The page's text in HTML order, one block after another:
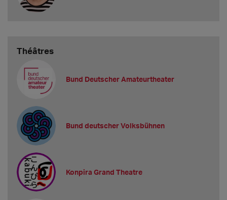
Théâtres
Bund Deutscher Amateurtheater
Bund deutscher Volksbühnen
Konpira Grand Theatre